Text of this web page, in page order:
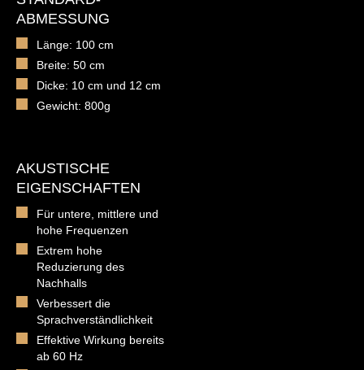
ABMESSUNG
Länge: 100 cm
Breite: 50 cm
Dicke: 10 cm und 12 cm
Gewicht: 800g
AKUSTISCHE
EIGENSCHAFTEN
Für untere, mittlere und
hohe Frequenzen
Extrem hohe
Reduzierung des
Nachhalls
Verbessert die
Sprachverständlichkeit
Effektive Wirkung bereits
ab 60 Hz